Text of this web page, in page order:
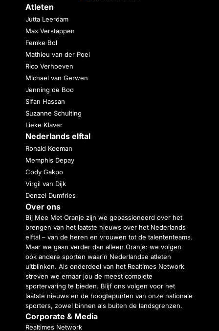
Atleten
Jutta Leerdam
Max Verstappen
Femke Bol
Mathieu van der Poel
Rico Verhoeven
Michael van Gerwen
Jenning de Boo
Sifan Hassan
Suzanne Schulting
Lieke Klaver
Nederlands elftal
Ronald Koeman
Memphis Depay
Cody Gakpo
Virgil van Dijk
Denzel Dumfries
Over ons
Bij Mee Met Oranje zijn we gepassioneerd over het
brengen van het laatste nieuws over het Nederlands
elftal – van de heren en vrouwen tot de talententeams.
Maar we gaan verder dan alleen Oranje: we volgen
ook andere sporten waarin Nederlandse atleten
uitblinken. Als onderdeel van het Realtimes Network
streven we ernaar jou de meest complete
sportervaring te bieden. Blijf ons volgen voor het
laatste nieuws en de hoogtepunten van onze nationale
sporters, zowel binnen als buiten de landsgrenzen.
Corporate & Media
Realtimes Network